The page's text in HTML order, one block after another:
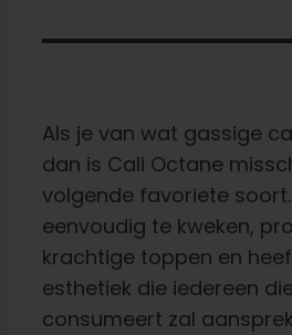
Als je van wat gassige
dan is Cali Octane
volgende favoriete
eenvoudig te kweken,
krachtige toppen en
esthetiek die iedereen
consumeert zal